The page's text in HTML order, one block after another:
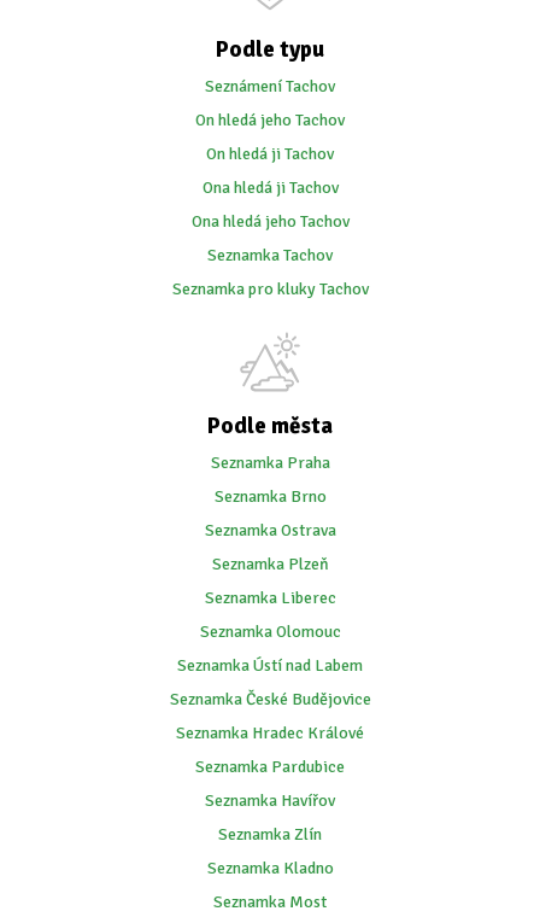
Podle typu
Seznámení Tachov
On hledá jeho Tachov
On hledá ji Tachov
Ona hledá ji Tachov
Ona hledá jeho Tachov
Seznamka Tachov
Seznamka pro kluky Tachov
Podle města
Seznamka Praha
Seznamka Brno
Seznamka Ostrava
Seznamka Plzeň
Seznamka Liberec
Seznamka Olomouc
Seznamka Ústí nad Labem
Seznamka České Budějovice
Seznamka Hradec Králové
Seznamka Pardubice
Seznamka Havířov
Seznamka Zlín
Seznamka Kladno
Seznamka Most